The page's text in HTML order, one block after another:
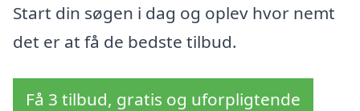
Start din søgen i dag og oplev hvor nemt
det er at få de bedste tilbud.
Få 3 tilbud, gratis og uforpligtende